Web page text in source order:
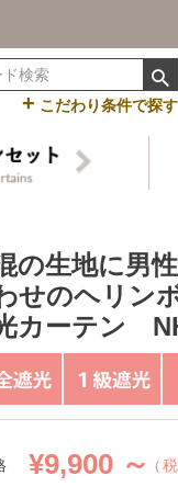
+ こだわり条件で探す
トライプ
の生地に男
せのヘリン
カーテン
¥9,900 ～